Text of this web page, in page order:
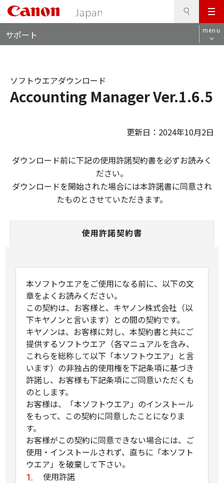
メ
ニ
ュ
サポート menu
Accounting Manager Ver.1.6.5
ソフトウエアダウンロード
更新日：2024年10月2日
ダウンロード前に下記の使用許諾契約書を必ずお読みく
ださい。
ダウンロードを開始された場合には本許諾書に同意され
たものとさせていただきます。
使用許諾契約書
本ソフトウエアをご使用になる前に、以下の文
章をよくお読みください。
この契約は、お客様と、キヤノン株式会社（以
下キヤノンと言います）との間の契約です。
キヤノンは、お客様に対し、本契約書と共にご
提供するソフトウエア（各マニュアルを含み、
これらを総称して以下「本ソフトウエア」と言
います）の非独占的使用権を下記条項に基づき
許諾し、お客様も下記条項にご同意いただくも
のとします。
お客様は、「本ソフトウエア」のインストール
をもって、この契約に同意したことになりま
す。
お客様がこの契約に同意できない場合には、ご
使用・インストールされず、直ちに「本ソフト
ウエア」を破棄して下さい。
使用許諾